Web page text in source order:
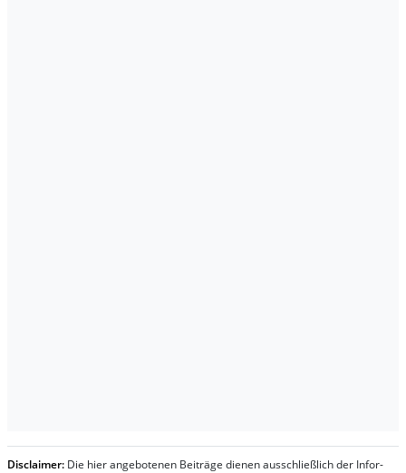
Dis­clai­mer: Die hier an­ge­bo­te­nen Bei­trä­ge die­nen aus­schließ­lich der In­for­